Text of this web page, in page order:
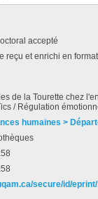
accepté
reçu et enrichi en
de la Tourette chez
/ Régulation
humaines >
secure/id/